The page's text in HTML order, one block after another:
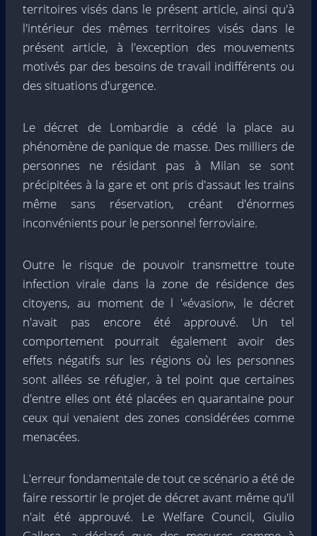
territoires visés dans le présent article, ainsi qu'à
l'intérieur des mêmes territoires visés dans le
présent article, à l'exception des mouvements
motivés par des besoins de travail indifférents ou
des situations d'urgence.
Le décret de Lombardie a cédé la place au
phénomène de panique de masse. Des milliers de
personnes ne résidant pas à Milan se sont
précipitées à la gare et ont pris d'assaut les trains
même sans réservation, créant d'énormes
inconvénients pour le personnel ferroviaire.
Outre le risque de pouvoir transmettre toute
infection virale dans la zone de résidence des
citoyens, au moment de l '«évasion», le décret
n'avait pas encore été approuvé. Un tel
comportement pourrait également avoir des
effets négatifs sur les régions où les personnes
sont allées se réfugier, à tel point que certaines
d'entre elles ont été placées en quarantaine pour
ceux qui venaient des zones considérées comme
menacées.
L'erreur fondamentale de tout ce scénario a été de
faire ressortir le projet de décret avant même qu'il
n'ait été approuvé. Le Welfare Council, Giulio